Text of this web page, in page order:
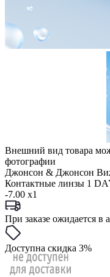
Внешний вид товара
фотографии
Джонсон & Джонсон
Контактные линзы 1
-7.00 x1
При заказе ожидается в
Доступна скидка 3%